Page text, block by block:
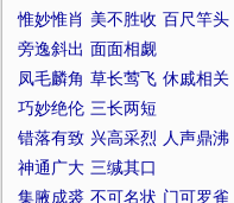
惟妙惟肖 美不胜收 百尺竿头
旁逸斜出 面面相觑
凤毛麟角 草长莺飞 休戚相关
巧妙绝伦 三长两短
错落有致 兴高采烈 人声鼎沸
神通广大 三缄其口
集腋成裘 不可名状 门可罗雀